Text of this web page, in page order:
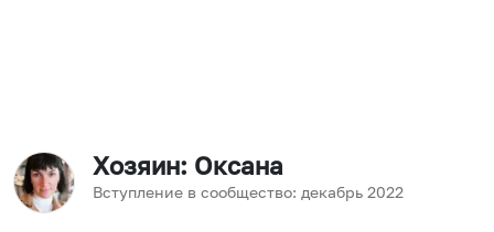
Хозяин: Оксана
Вступление в сообщество: декабрь 2022